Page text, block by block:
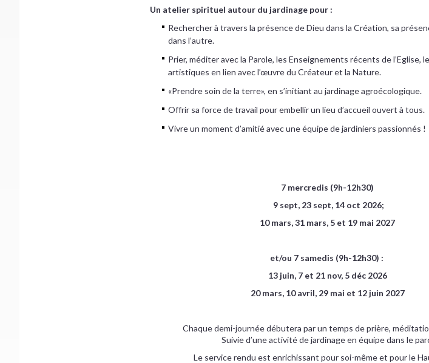
Un atelier spirituel autour du jardinage pour :
Rechercher à travers la présence de Dieu dans la Création, sa
dans l’autre.
Prier, méditer avec la Parole, les Enseignements récents de l’Eglise,
artistiques en lien avec l’œuvre du Créateur et la Nature.
«Prendre soin de la terre», en s’initiant au jardinage agroécologique.
Offrir sa force de travail pour embellir un lieu d’accueil ouvert à tous.
Vivre un moment d’amitié avec une équipe de jardiniers passionnés !
7 mercredis (9h-12h30)
9 sept, 23 sept, 14 oct 2026;
10 mars, 31 mars, 5 et 19 mai 2027
et/ou 7 samedis (9h-12h30) :
13 juin, 7 et 21 nov, 5 déc 2026
20 mars, 10 avril, 29 mai et 12 juin 2027
Chaque demi-journée débutera par un temps de prière,
Suivie d’une activité de jardinage en équipe dans le
Le service rendu est enrichissant pour soi-même et pour le